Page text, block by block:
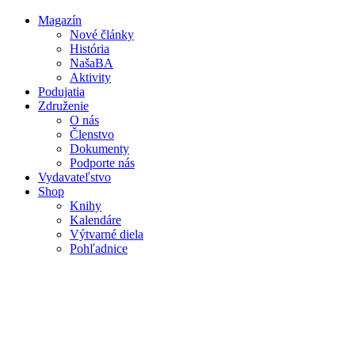
Magazín
Nové články
História
NašaBA
Aktivity
Podujatia
Združenie
O nás
Členstvo
Dokumenty
Podporte nás
Vydavateľstvo
Shop
Knihy
Kalendáre
Výtvarné diela
Pohľadnice